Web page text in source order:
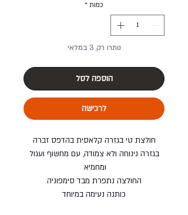
כמות *
נותרו רק 3 במלאי
הוספה לסל
לרכישה
חולצת טי בגזרה קלאסית בהדפס זברה
בגזרה נינוחה ולא צמודה, עם מחשוף ועגול
ומחמיא
החולצה נתפרת מבד סימפוניה
כותנה נעימה במיוחד